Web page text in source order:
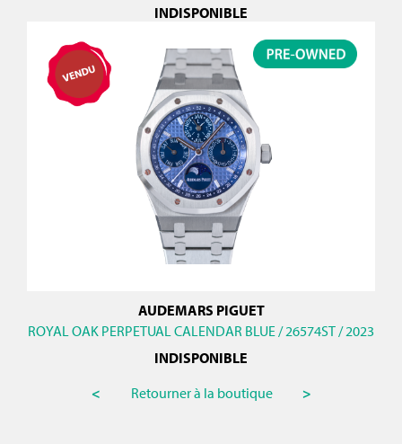
INDISPONIBLE
AUDEMARS PIGUET
ROYAL OAK PERPETUAL CALENDAR BLUE / 26574ST / 2023
INDISPONIBLE
<
Retourner à la boutique >